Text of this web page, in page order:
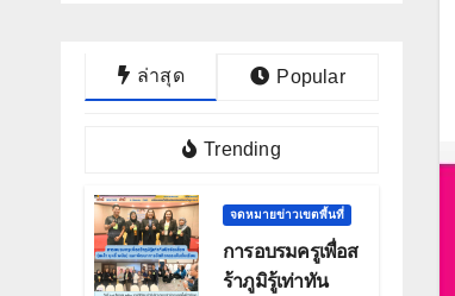
ล่าสุด Popular
Trending
จดหมายข่าวเขตพื้นที่
การอบรมครูเพื่อส
ร้าภูมิรู้เท่าทัน